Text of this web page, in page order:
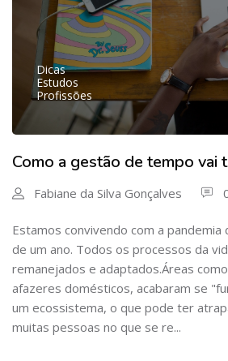
Dicas
Estudos
Profissões
Como a gestão de tempo vai
Fabiane da Silva Gonçalves
Estamos convivendo com a pandemia
de um ano. Todos os processos da
remanejados e adaptados.Áreas
afazeres domésticos, acabaram se
um ecossistema, o que pode ter
muitas pessoas no que se re...